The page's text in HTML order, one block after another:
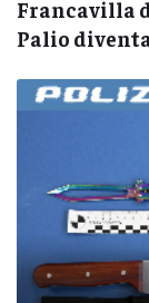
Francavilla
Palio